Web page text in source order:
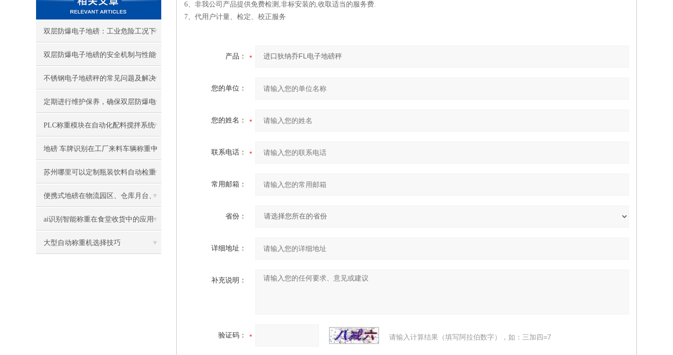
双层防爆电子地磅：工业危险工况下
的精准称重保障
双层防爆电子地磅的安全机制与性能
优势
不锈钢电子地磅秤的常见问题及解决
策略
定期进行维护保养，确保双层防爆电
子地磅的正常运行和安全使用
PLC称重模块在自动化配料搅拌系统
中的应用
地磅 车牌识别在工厂来料车辆称重中
的应用
苏州哪里可以定制瓶装饮料自动检重
秤
便携式地磅在物流园区、仓库月台、
临时装卸点的称重
ai识别智能称重在食堂收货中的应用
大型自动称重机选择技巧
6、非我公司产品提供免费检测,非标安装的,收取适当的服务费.
7、代用户计量、检定、校正服务
产品：
您的单位：
您的姓名：
联系电话：
常用邮箱：
省份：
详细地址：
补充说明：
验证码： 请输入计算结果（填写阿拉伯数字），如：三加四=7